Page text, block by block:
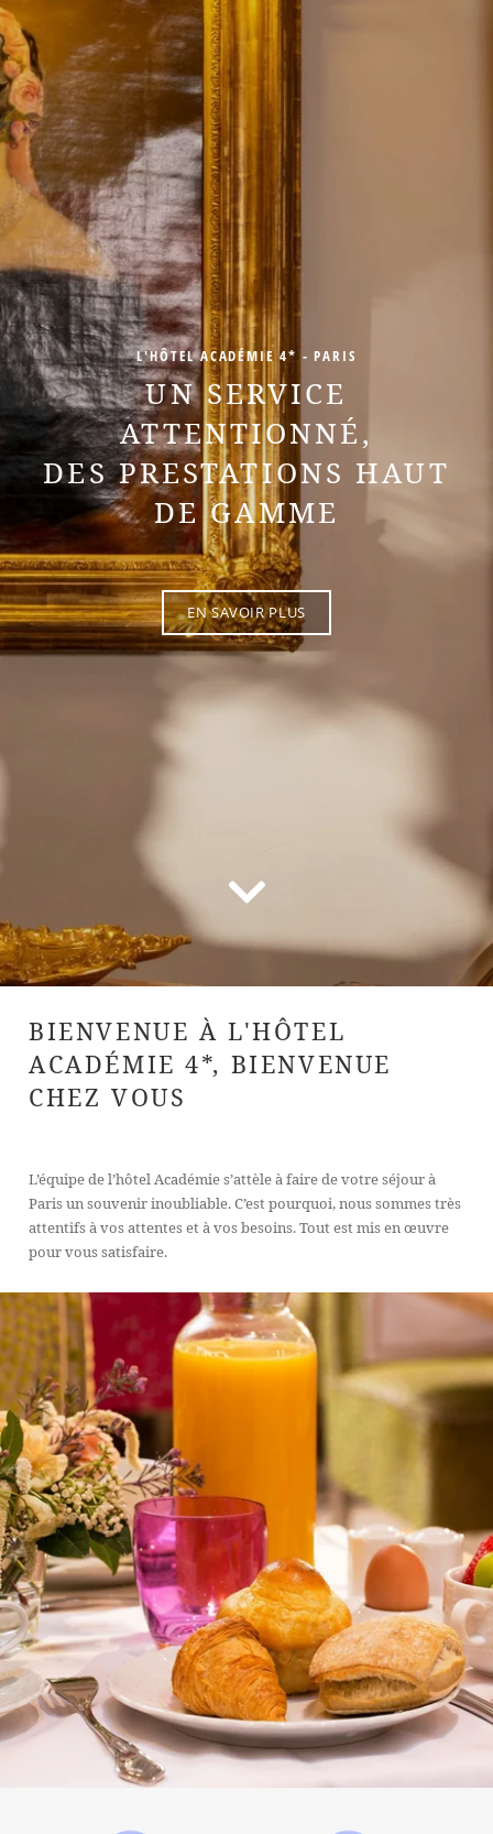
L'HÔTEL ACADÉMIE 4* - PARIS
UN SERVICE
ATTENTIONNÉ,
DES PRESTATIONS HAUT
DE GAMME
EN SAVOIR PLUS
BIENVENUE À L'HÔTEL
ACADÉMIE 4*, BIENVENUE
CHEZ VOUS
L’équipe de l’hôtel Académie s’attèle à faire de votre séjour à
Paris un souvenir inoubliable. C’est pourquoi, nous sommes très
attentifs à vos attentes et à vos besoins. Tout est mis en œuvre
pour vous satisfaire.